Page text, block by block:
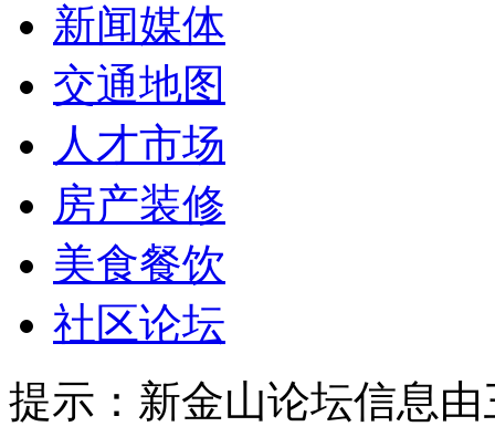
新闻媒体
交通地图
人才市场
房产装修
美食餐饮
社区论坛
提示： 新金山论坛信息